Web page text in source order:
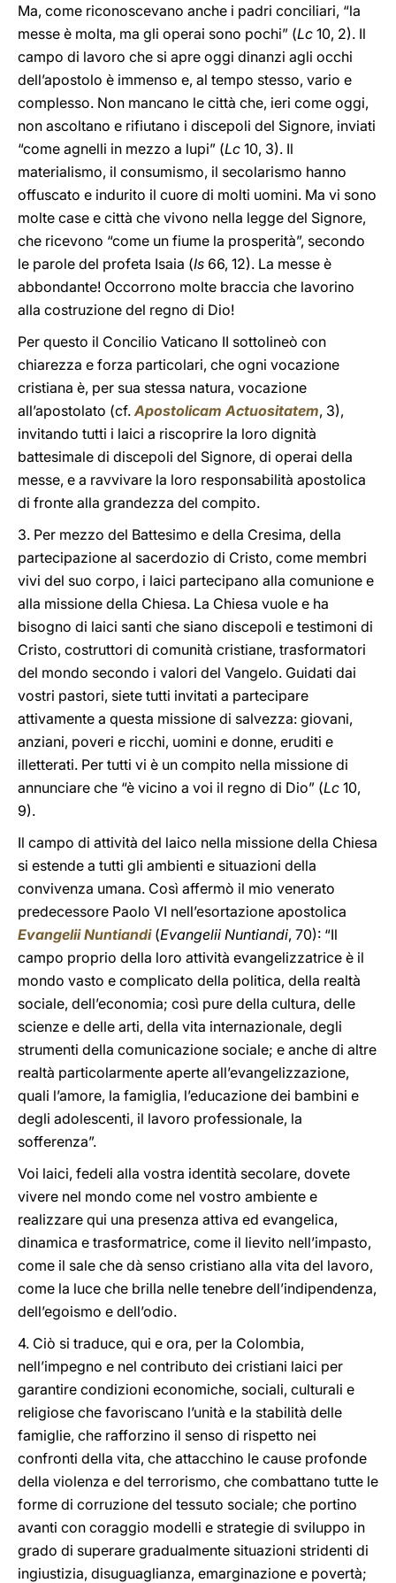
Ma, come riconoscevano anche i padri conciliari, “la
messe è molta, ma gli operai sono pochi” (Lc 10, 2). Il
campo di lavoro che si apre oggi dinanzi agli occhi
dell’apostolo è immenso e, al tempo stesso, vario e
complesso. Non mancano le città che, ieri come oggi,
non ascoltano e rifiutano i discepoli del Signore, inviati
“come agnelli in mezzo a lupi” (Lc 10, 3). Il
materialismo, il consumismo, il secolarismo hanno
offuscato e indurito il cuore di molti uomini. Ma vi sono
molte case e città che vivono nella legge del Signore,
che ricevono “come un fiume la prosperità”, secondo
le parole del profeta Isaia (Is 66, 12). La messe è
abbondante! Occorrono molte braccia che lavorino
alla costruzione del regno di Dio!
Per questo il Concilio Vaticano II sottolineò con
chiarezza e forza particolari, che ogni vocazione
cristiana è, per sua stessa natura, vocazione
all’apostolato (cf.Apostolicam Actuositatem, 3),
invitando tutti i laici a riscoprire la loro dignità
battesimale di discepoli del Signore, di operai della
messe, e a ravvivare la loro responsabilità apostolica
di fronte alla grandezza del compito.
3. Per mezzo del Battesimo e della Cresima, della
partecipazione al sacerdozio di Cristo, come membri
vivi del suo corpo, i laici partecipano alla comunione e
alla missione della Chiesa. La Chiesa vuole e ha
bisogno di laici santi che siano discepoli e testimoni di
Cristo, costruttori di comunità cristiane, trasformatori
del mondo secondo i valori del Vangelo. Guidati dai
vostri pastori, siete tutti invitati a partecipare
attivamente a questa missione di salvezza: giovani,
anziani, poveri e ricchi, uomini e donne, eruditi e
illetterati. Per tutti vi è un compito nella missione di
annunciare che “è vicino a voi il regno di Dio” (Lc 10,
9).
Il campo di attività del laico nella missione della Chiesa
si estende a tutti gli ambienti e situazioni della
convivenza umana. Così affermò il mio venerato
predecessore Paolo VI nell’esortazione apostolica
Evangelii Nuntiandi(Evangelii Nuntiandi, 70): “Il
campo proprio della loro attività evangelizzatrice è il
mondo vasto e complicato della politica, della realtà
sociale, dell’economia; così pure della cultura, delle
scienze e delle arti, della vita internazionale, degli
strumenti della comunicazione sociale; e anche di altre
realtà particolarmente aperte all’evangelizzazione,
quali l’amore, la famiglia, l’educazione dei bambini e
degli adolescenti, il lavoro professionale, la
sofferenza”.
Voi laici, fedeli alla vostra identità secolare, dovete
vivere nel mondo come nel vostro ambiente e
realizzare qui una presenza attiva ed evangelica,
dinamica e trasformatrice, come il lievito nell’impasto,
come il sale che dà senso cristiano alla vita del lavoro,
come la luce che brilla nelle tenebre dell’indipendenza,
dell’egoismo e dell’odio.
4. Ciò si traduce, qui e ora, per la Colombia,
nell’impegno e nel contributo dei cristiani laici per
garantire condizioni economiche, sociali, culturali e
religiose che favoriscano l’unità e la stabilità delle
famiglie, che rafforzino il senso di rispetto nei
confronti della vita, che attacchino le cause profonde
della violenza e del terrorismo, che combattano tutte le
forme di corruzione del tessuto sociale; che portino
avanti con coraggio modelli e strategie di sviluppo in
grado di superare gradualmente situazioni stridenti di
ingiustizia, disuguaglianza, emarginazione e povertà;